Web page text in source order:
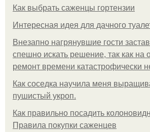
Как выбрать саженцы гортензии
Интересная идея для дачного
Внезапно нагрянувшие гости
спешно искать решение, так как на
ремонт времени катастрофически
Как соседка научила меня
пушистый укроп.
Как правильно посадить
Правила покупки саженцев